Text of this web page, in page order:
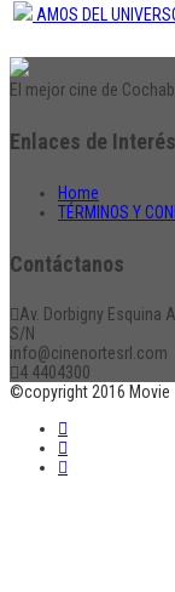
AMOS DEL
El mejor cine de
Enlaces de Interés
Home
TÉRMINOS Y
Contáctanos
Av. Dorbigny Esquina
S/N
info@cinenortesrl.com
4 4404300
©copyright 2016 Movie